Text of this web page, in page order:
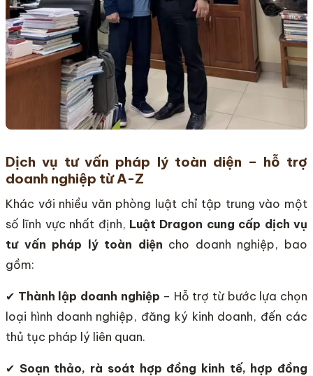
Dịch vụ tư vấn pháp lý toàn diện – hỗ trợ
doanh nghiệp từ A-Z
Khác với nhiều văn phòng luật chỉ tập trung vào một
số lĩnh vực nhất định, Luật Dragon cung cấp dịch vụ
tư vấn pháp lý toàn diện cho doanh nghiệp, bao
gồm:
✔ Thành lập doanh nghiệp – Hỗ trợ từ bước lựa chọn
loại hình doanh nghiệp, đăng ký kinh doanh, đến các
thủ tục pháp lý liên quan.
✔ Soạn thảo, rà soát hợp đồng kinh tế, hợp đồng